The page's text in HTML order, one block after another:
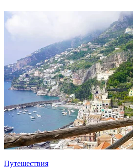
Путешествия